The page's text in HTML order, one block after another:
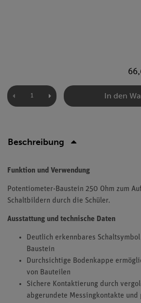
In den
Beschreibung
Funktion und Verwendung
Potentiometer-Baustein 250 Ohm zum
Schaltbildern durch die Schüler.
Ausstattung und technische Daten
Deutlich erkennbares
Baustein
Durchsichtige Bodenkappe
von Bauteilen
Sichere Kontaktierung durch
abgerundete Messingkontakte und